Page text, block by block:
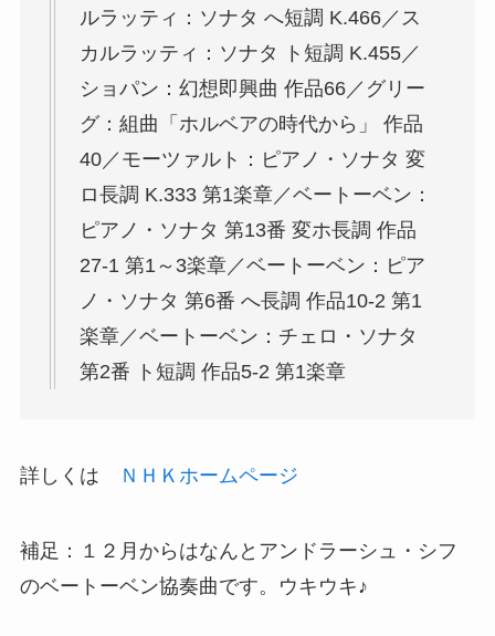
ルラッティ：ソナタ へ短調 K.466／ス
カルラッティ：ソナタ ト短調 K.455／
ショパン：幻想即興曲 作品66／グリー
グ：組曲「ホルベアの時代から」 作品
40／モーツァルト：ピアノ・ソナタ 変
ロ長調 K.333 第1楽章／ベートーベン：
ピアノ・ソナタ 第13番 変ホ長調 作品
27-1 第1～3楽章／ベートーベン：ピア
ノ・ソナタ 第6番 へ長調 作品10-2 第1
楽章／ベートーベン：チェロ・ソナタ
第2番 ト短調 作品5-2 第1楽章
詳しくは ＮＨＫホームページ
補足：１２月からはなんとアンドラーシュ・シフ
のベートーベン協奏曲です。ウキウキ♪